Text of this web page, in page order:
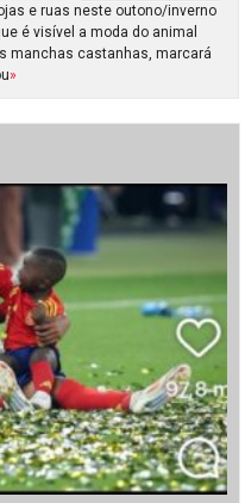
e ruas neste outono/inverno
é visível a moda do animal
manchas castanhas, marcará
»